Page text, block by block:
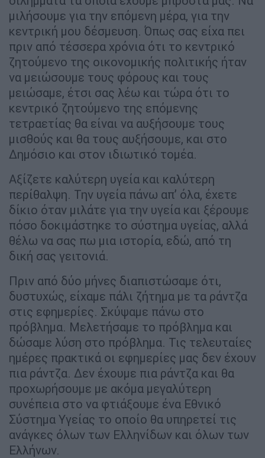
μιλήσουμε για την επόμενη μέρα, για την
κεντρική μου δέσμευση. Όπως σας είχα πει
πριν από τέσσερα χρόνια ότι το κεντρικό
ζητούμενο της οικονομικής πολιτικής ήταν
να μειώσουμε τους φόρους και τους
μειώσαμε, έτσι σας λέω και τώρα ότι το
κεντρικό ζητούμενο της επόμενης
τετραετίας θα είναι να αυξήσουμε τους
μισθούς και θα τους αυξήσουμε, και στο
Δημόσιο και στον ιδιωτικό τομέα.
Αξίζετε καλύτερη υγεία και καλύτερη
περίθαλψη. Την υγεία πάνω απ’ όλα, έχετε
δίκιο όταν μιλάτε για την υγεία και ξέρουμε
πόσο δοκιμάστηκε το σύστημα υγείας, αλλά
θέλω να σας πω μια ιστορία, εδώ, από τη
δική σας γειτονιά.
Πριν από δύο μήνες διαπιστώσαμε ότι,
δυστυχώς, είχαμε πάλι ζήτημα με τα ράντζα
στις εφημερίες. Σκύψαμε πάνω στο
πρόβλημα. Μελετήσαμε το πρόβλημα και
δώσαμε λύση στο πρόβλημα. Τις τελευταίες
ημέρες πρακτικά οι εφημερίες μας δεν έχουν
πια ράντζα. Δεν έχουμε πια ράντζα και θα
προχωρήσουμε με ακόμα μεγαλύτερη
συνέπεια στο να φτιάξουμε ένα Εθνικό
Σύστημα Υγείας το οποίο θα υπηρετεί τις
ανάγκες όλων των Ελληνίδων και όλων των
Ελλήνων.